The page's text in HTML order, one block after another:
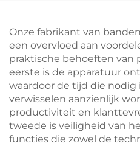
Onze fabrikant van
een overvloed aan
praktische behoeften van
eerste is de apparatuur
waardoor de tijd die nodig
verwisselen aanzienlijk
productiviteit en
tweede is veiligheid van
functies die zowel de